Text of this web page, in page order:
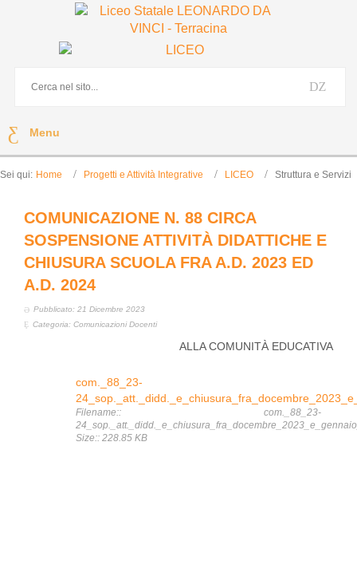
Menu
Sei qui: Home Progetti e Attività Integrative LICEO Struttura e Servizi
COMUNICAZIONE N. 88 CIRCA
SOSPENSIONE ATTIVITÀ DIDATTICHE E
CHIUSURA SCUOLA FRA A.D. 2023 ED
A.D. 2024
Pubblicato: 21 Dicembre 2023
Categoria: Comunicazioni Docenti
ALLA COMUNITÀ EDUCATIVA
com._88_23-
Filename:: com._88_23-
Size:: 228.85 KB